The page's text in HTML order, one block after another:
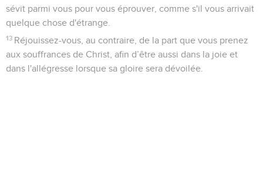
sévit parmi vous pour vous éprouver, comme s'il vous arrivait
quelque chose d'étrange.
13 Réjouissez-vous, au contraire, de la part que vous prenez
aux souffrances de Christ, afin d’être aussi dans la joie et
dans l'allégresse lorsque sa gloire sera dévoilée.